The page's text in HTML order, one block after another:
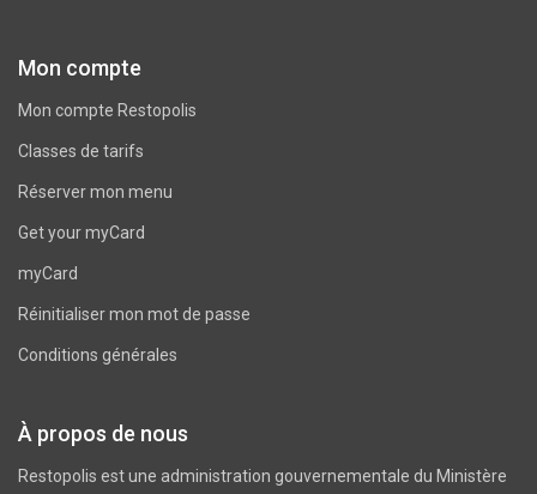
Mon compte
Mon compte Restopolis
Classes de tarifs
Réserver mon menu
Get your myCard
myCard
Réinitialiser mon mot de passe
Conditions générales
À propos de nous
Restopolis est une administration gouvernementale du Ministère